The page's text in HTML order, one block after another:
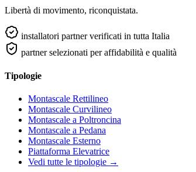
Libertà di movimento, riconquistata.
installatori partner verificati in tutta Italia
partner selezionati per affidabilità e qualità
Tipologie
Montascale Rettilineo
Montascale Curvilineo
Montascale a Poltroncina
Montascale a Pedana
Montascale Esterno
Piattaforma Elevatrice
Vedi tutte le tipologie →